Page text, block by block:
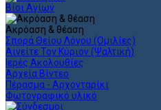
Βίοι Αγίων
Ακρόαση & θέαση
Σπορά Θείου Λόγου (Ομιλίες)
Αινείτε Τον Κύριον (Ψαλτική)
Ιερές Ακολουθίες
Αρχεία Βίντεο
Πέρασμα - Αρχονταρίκι
Φωτογραφικό υλικό